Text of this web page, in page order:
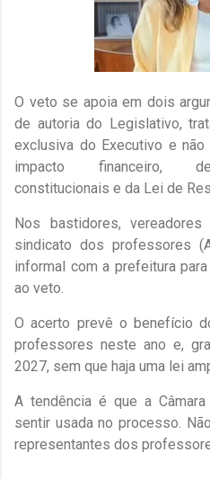
O veto se apoia em dois
de autoria do Legislativo,
exclusiva do Executivo e
impacto financeiro,
constitucionais e da Lei de
Nos bastidores,
sindicato dos professores
informal com a prefeitura
ao veto.
O acerto prevê o benefício
professores neste ano e,
2027, sem que haja uma lei
A tendência é que a
sentir usada no processo.
representantes dos